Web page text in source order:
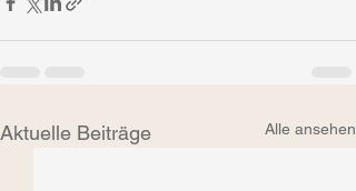
Aktuelle Beiträge Alle ansehen